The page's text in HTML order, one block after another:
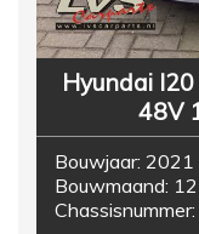
Hyundai
48V
Bouwjaar: 2021
Bouwmaand: 12
Chassisnummer: